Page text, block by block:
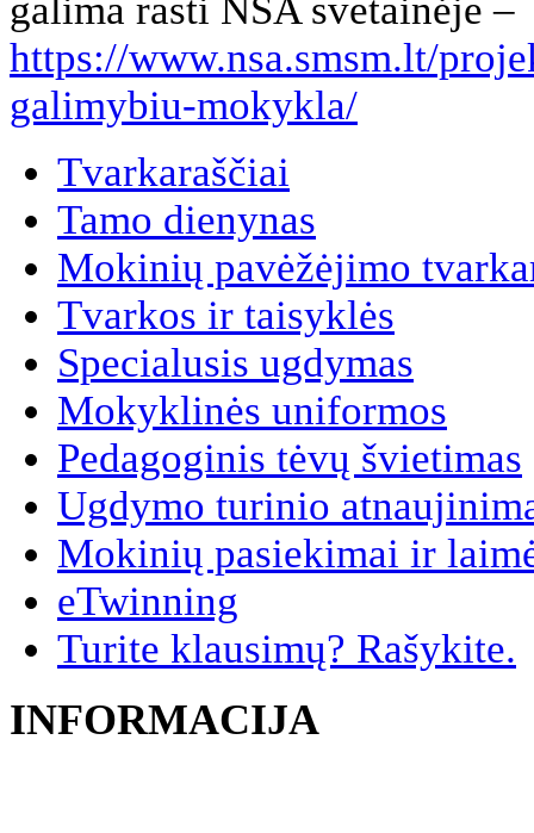
galima rasti NŠA svetainėje –
https://www.nsa.smsm.lt/
galimybiu-mokykla/
Tvarkaraščiai
Tamo dienynas
Mokinių pavėžėjimo
Tvarkos ir taisyklės
Specialusis ugdymas
Mokyklinės uniformos
Pedagoginis tėvų švietimas
Ugdymo turinio
Mokinių pasiekimai ir
eTwinning
Turite klausimų? Rašykite.
INFORMACIJA